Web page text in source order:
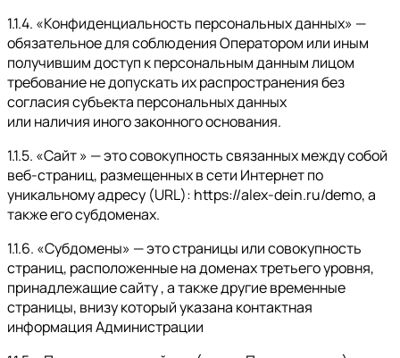
1.1.4. «Конфиденциальность персональных данных» —
обязательное для соблюдения Оператором или иным
получившим доступ к персональным данным лицом
требование не допускать их распространения без
согласия субъекта персональных данных
или наличия иного законного основания.
1.1.5. «Сайт » — это совокупность связанных между собой
веб-страниц, размещенных в сети Интернет по
уникальному адресу (URL): https://alex-dein.ru/demo, а
также его субдоменах.
1.1.6. «Субдомены» — это страницы или совокупность
страниц, расположенные на доменах третьего уровня,
принадлежащие сайту , а также другие временные
страницы, внизу который указана контактная
информация Администрации